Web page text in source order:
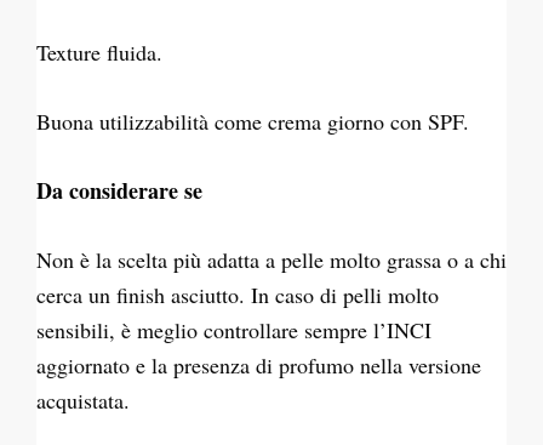
Texture fluida.
Buona utilizzabilità come crema giorno con SPF.
Da considerare se
Non è la scelta più adatta a pelle molto grassa o a chi
cerca un finish asciutto. In caso di pelli molto
sensibili, è meglio controllare sempre l’INCI
aggiornato e la presenza di profumo nella versione
acquistata.